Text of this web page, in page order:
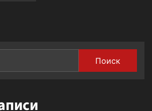
Поиск